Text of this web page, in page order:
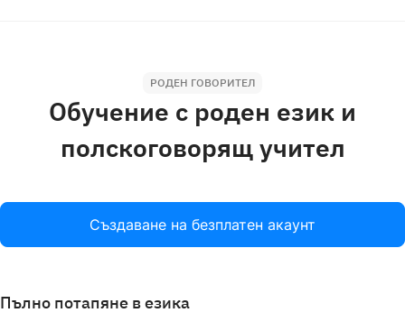
РОДЕН ГОВОРИТЕЛ
Обучение с роден език и
полскоговорящ учител
Създаване на безплатен акаунт
Пълно потапяне в езика